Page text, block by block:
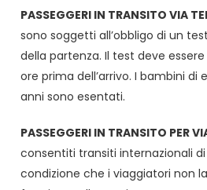
PASSEGGERI IN TRANSITO VIA
sono soggetti all’obbligo di un
della partenza. Il test deve
ore prima dell’arrivo. I bambini di
anni sono esentati.
PASSEGGERI IN TRANSITO PER
consentiti transiti internazionali
condizione che i viaggiatori non